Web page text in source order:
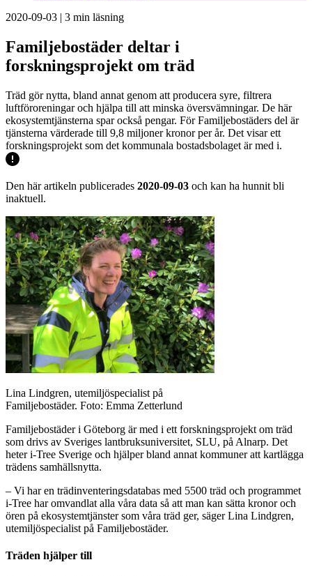
2020-09-03 | 3 min läsning
Familjebostäder deltar i
forskningsprojekt om träd
Träd gör nytta, bland annat genom att producera syre, filtrera
luftföroreningar och hjälpa till att minska översvämningar. De här
ekosystemtjänsterna spar också pengar. För Familjebostäders del är
tjänsterna värderade till 9,8 miljoner kronor per år. Det visar ett
forskningsprojekt som det kommunala bostadsbolaget är med i.
Den här artikeln publicerades 2020-09-03 och kan ha hunnit bli
inaktuell.
Lina Lindgren, utemiljöspecialist på
Familjebostäder. Foto: Emma Zetterlund
Familjebostäder i Göteborg är med i ett forskningsprojekt om träd
som drivs av Sveriges lantbruksuniversitet, SLU, på Alnarp. Det
heter i-Tree Sverige och hjälper bland annat kommuner att kartlägga
trädens samhällsnytta.
– Vi har en trädinventeringsdatabas med 5500 träd och programmet
i-Tree har omvandlat alla våra data så att man kan sätta kronor och
ören på ekosystemtjänster som våra träd ger, säger Lina Lindgren,
utemiljöspecialist på Familjebostäder.
Träden hjälper till